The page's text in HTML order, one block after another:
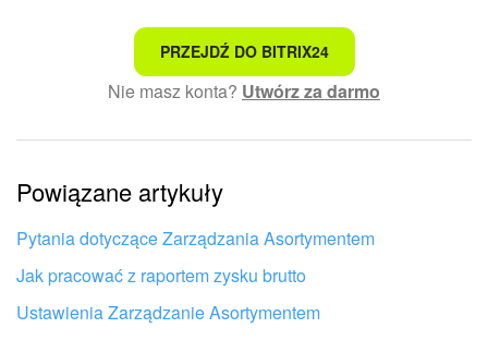
To nie jest to, czego szukam
Skomplikowany i niezrozumiały tekst
Informacje są nieaktualne
Artykuł jest za krótki. Potrzebuję więcej informacji
Nie podoba mi się sposób działania tego narzędzia
PRZEJDŹ DO BITRIX24
Nie masz konta? Utwórz za darmo
Powiązane artykuły
Pytania dotyczące Zarządzania Asortymentem
Jak pracować z raportem zysku brutto
Ustawienia Zarządzanie Asortymentem